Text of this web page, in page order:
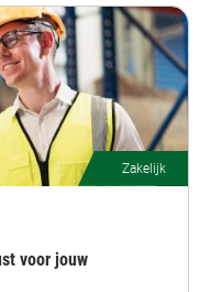
Zakelijk
voor jouw